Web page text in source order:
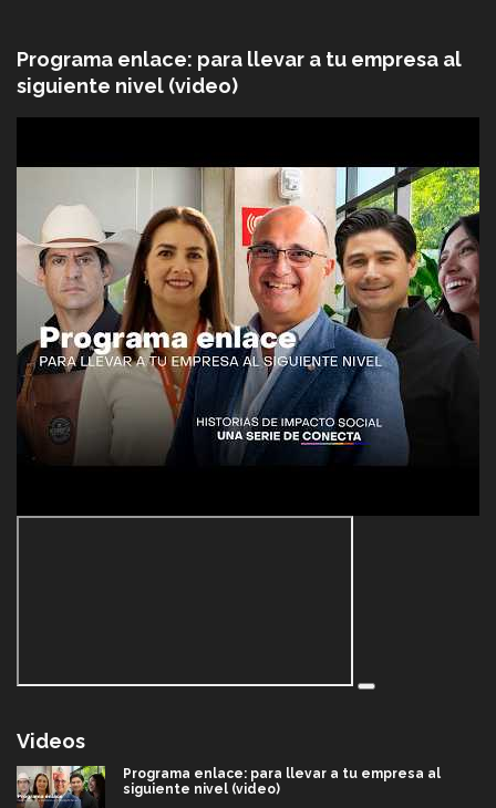
Programa enlace: para llevar a tu empresa al
siguiente nivel (video)
Videos
Programa enlace: para llevar a tu empresa al
siguiente nivel (video)